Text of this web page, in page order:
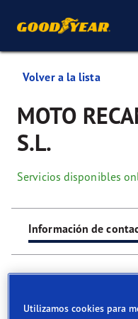
Volver a la lista
MOTO
S.L.
Servicios disponibles
Información de
Utilizamos cookies para